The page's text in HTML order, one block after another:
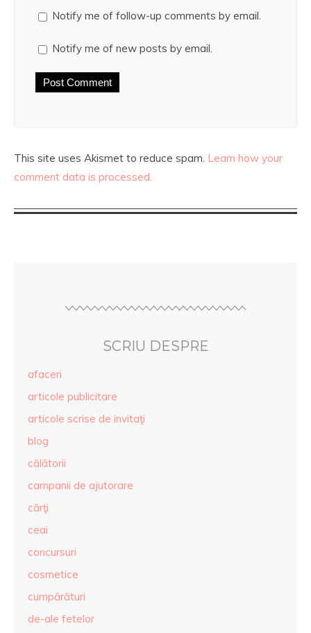
Notify me of follow-up comments by email.
Notify me of new posts by email.
This site uses Akismet to reduce spam. Learn how your
comment data is processed.
SCRIU DESPRE
afaceri
articole publicitare
articole scrise de invitaţi
blog
călătorii
campanii de ajutorare
cărţi
ceai
concursuri
cosmetice
cumpărături
de-ale fetelor